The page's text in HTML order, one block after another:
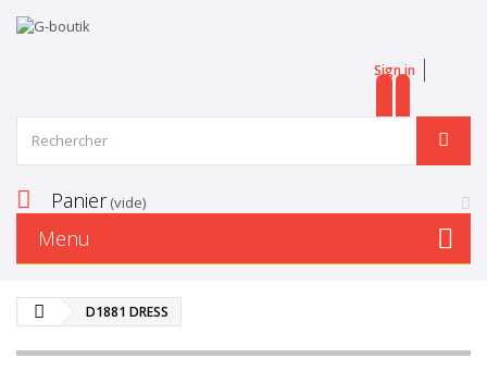
Sign in
Panier (vide)
Menu
D1881 DRESS